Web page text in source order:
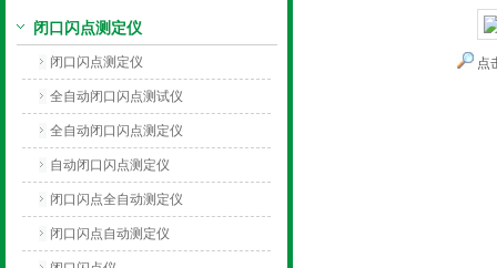
闭口闪点测定仪
闭口闪点测定仪
全自动闭口闪点测试仪
全自动闭口闪点测定仪
自动闭口闪点测定仪
闭口闪点全自动测定仪
闭口闪点自动测定仪
点